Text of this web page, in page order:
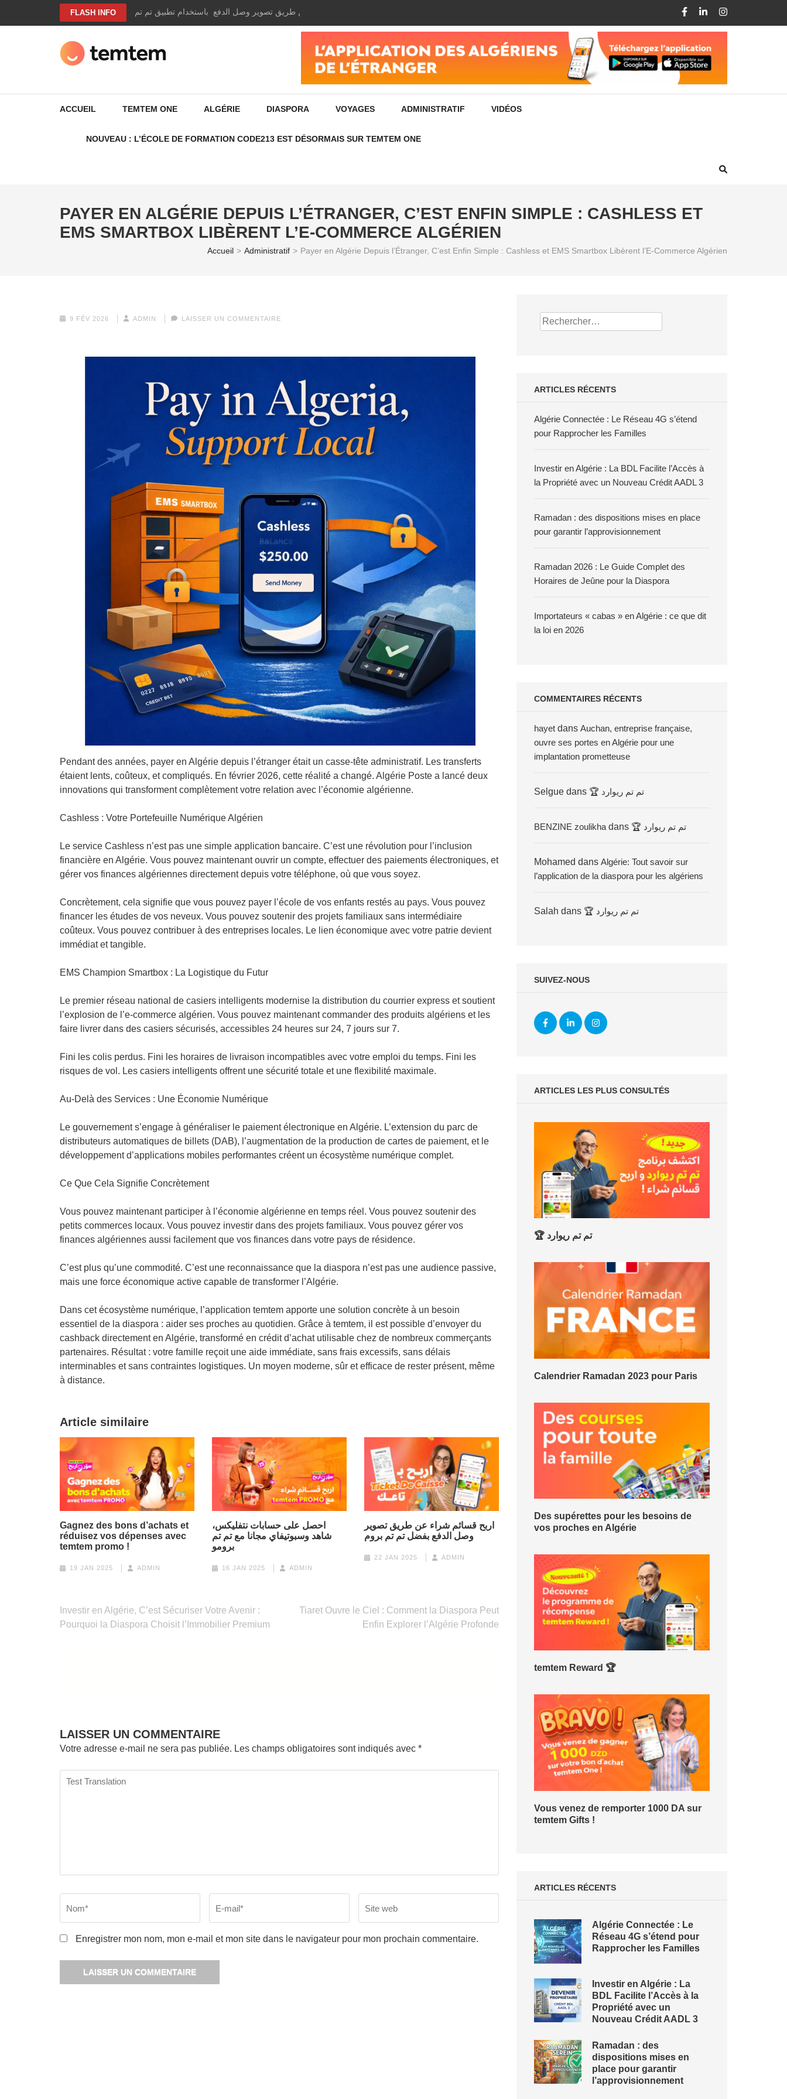
FLASH INFO ادفع فواتير الإنترنت الخاصة بك بسهولة ومجانًا عن طريق تصوير وصل الدفع باستخدام تطبيق تم تم
ACCUEIL TEMTEM ONE ALGÉRIE DIASPORA VOYAGES ADMINISTRATIF VIDÉOS
NOUVEAU : L’ÉCOLE DE FORMATION CODE213 EST DÉSORMAIS SUR TEMTEM ONE
PAYER EN ALGÉRIE DEPUIS L’ÉTRANGER, C’EST ENFIN SIMPLE : CASHLESS ET
EMS SMARTBOX LIBÈRENT L’E-COMMERCE ALGÉRIEN
Accueil > Administratif > Payer en Algérie Depuis l’Étranger, C’est Enfin Simple : Cashless et EMS Smartbox Libèrent l’E-Commerce Algérien
9 FÉV 2026 ADMIN LAISSER UN COMMENTAIRE
Pendant des années, payer en Algérie depuis l’étranger était un casse-tête administratif. Les transferts
étaient lents, coûteux, et compliqués. En février 2026, cette réalité a changé. Algérie Poste a lancé deux
innovations qui transforment complètement votre relation avec l’économie algérienne.
Cashless : Votre Portefeuille Numérique Algérien
Le service Cashless n’est pas une simple application bancaire. C’est une révolution pour l’inclusion
financière en Algérie. Vous pouvez maintenant ouvrir un compte, effectuer des paiements électroniques, et
gérer vos finances algériennes directement depuis votre téléphone, où que vous soyez.
Concrètement, cela signifie que vous pouvez payer l’école de vos enfants restés au pays. Vous pouvez
financer les études de vos neveux. Vous pouvez soutenir des projets familiaux sans intermédiaire
coûteux. Vous pouvez contribuer à des entreprises locales. Le lien économique avec votre patrie devient
immédiat et tangible.
EMS Champion Smartbox : La Logistique du Futur
Le premier réseau national de casiers intelligents modernise la distribution du courrier express et soutient
l’explosion de l’e-commerce algérien. Vous pouvez maintenant commander des produits algériens et les
faire livrer dans des casiers sécurisés, accessibles 24 heures sur 24, 7 jours sur 7.
Fini les colis perdus. Fini les horaires de livraison incompatibles avec votre emploi du temps. Fini les
risques de vol. Les casiers intelligents offrent une sécurité totale et une flexibilité maximale.
Au-Delà des Services : Une Économie Numérique
Le gouvernement s’engage à généraliser le paiement électronique en Algérie. L’extension du parc de
distributeurs automatiques de billets (DAB), l’augmentation de la production de cartes de paiement, et le
développement d’applications mobiles performantes créent un écosystème numérique complet.
Ce Que Cela Signifie Concrètement
Vous pouvez maintenant participer à l’économie algérienne en temps réel. Vous pouvez soutenir des
petits commerces locaux. Vous pouvez investir dans des projets familiaux. Vous pouvez gérer vos
finances algériennes aussi facilement que vos finances dans votre pays de résidence.
C’est plus qu’une commodité. C’est une reconnaissance que la diaspora n’est pas une audience passive,
mais une force économique active capable de transformer l’Algérie.
Dans cet écosystème numérique, l’application temtem apporte une solution concrète à un besoin
essentiel de la diaspora : aider ses proches au quotidien. Grâce à temtem, il est possible d’envoyer du
cashback directement en Algérie, transformé en crédit d’achat utilisable chez de nombreux commerçants
partenaires. Résultat : votre famille reçoit une aide immédiate, sans frais excessifs, sans délais
interminables et sans contraintes logistiques. Un moyen moderne, sûr et efficace de rester présent, même
à distance.
Article similaire
Gagnez des bons d’achats et
réduisez vos dépenses avec
temtem promo !
19 JAN 2025 ADMIN
احصل على حسابات نتفليكس،
شاهد وسبوتيفاي مجانا مع تم تم
برومو
16 JAN 2025 ADMIN
اربح قسائم شراء عن طريق تصوير
وصل الدفع بفضل تم تم بروم
22 JAN 2025 ADMIN
Navigation
de
Investir en Algérie, C’est Sécuriser Votre Avenir :
Pourquoi la Diaspora Choisit l’Immobilier Premium
Tiaret Ouvre le Ciel : Comment la Diaspora Peut
Enfin Explorer l’Algérie Profonde
LAISSER UN COMMENTAIRE
Votre adresse e-mail ne sera pas publiée. Les champs obligatoires sont indiqués avec *
Test
web
Enregistrer mon nom, mon e-mail et mon site dans le navigateur pour mon prochain commentaire.
Rechercher :
ARTICLES RÉCENTS
Algérie Connectée : Le Réseau 4G s’étend
pour Rapprocher les Familles
Investir en Algérie : La BDL Facilite l’Accès à
la Propriété avec un Nouveau Crédit AADL 3
Ramadan : des dispositions mises en place
pour garantir l’approvisionnement
Ramadan 2026 : Le Guide Complet des
Horaires de Jeûne pour la Diaspora
Importateurs « cabas » en Algérie : ce que dit
la loi en 2026
COMMENTAIRES RÉCENTS
hayet dansAuchan, entreprise française,
ouvre ses portes en Algérie pour une
implantation prometteuse
Selgue dans 🏆 تم تم ريوارد
BENZINE zoulikha dans 🏆 تم تم ريوارد
Mohamed dansAlgérie: Tout savoir sur
l’application de la diaspora pour les algériens
Salah dans 🏆 تم تم ريوارد
SUIVEZ-NOUS
ARTICLES LES PLUS CONSULTÉS
🏆 تم تم ريوارد
Calendrier Ramadan 2023 pour Paris
Des supérettes pour les besoins de
vos proches en Algérie
temtem Reward 🏆
Vous venez de remporter 1000 DA sur
temtem Gifts !
ARTICLES RÉCENTS
Algérie Connectée : Le
Réseau 4G s’étend pour
Rapprocher les Familles
Investir en Algérie : La
BDL Facilite l’Accès à la
Propriété avec un
Nouveau Crédit AADL 3
Ramadan : des
dispositions mises en
place pour garantir
l’approvisionnement